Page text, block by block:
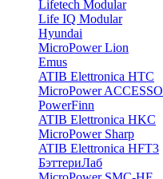
Lifetech Modular
Life IQ Modular
Hyundai
MicroPower Lion
Emus
ATIB Elettronica HTC
MicroPower ACCESSO
PowerFinn
ATIB Elettronica HKC
MicroPower Sharp
ATIB Elettronica HFT3
БэттериЛаб